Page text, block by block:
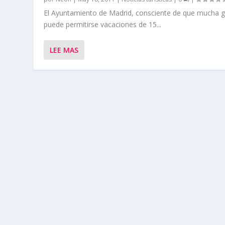
El Ayuntamiento de Madrid, consciente de que mucha
puede permitirse vacaciones de 15...
LEE MAS